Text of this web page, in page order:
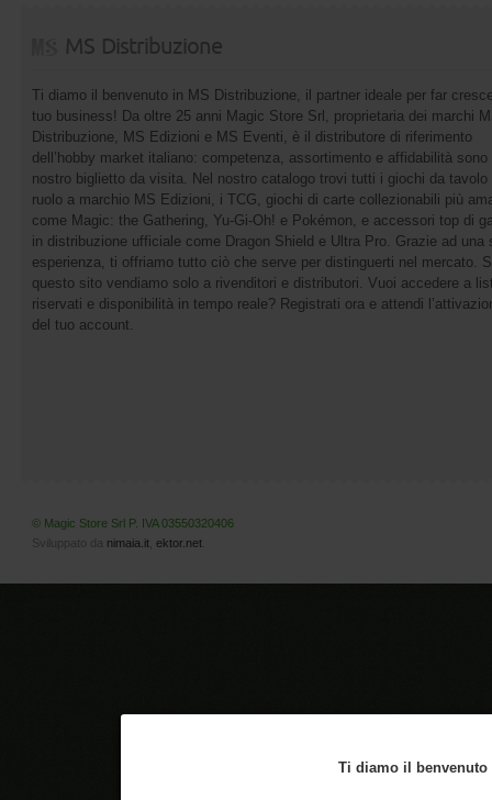
Ti diamo il
MS Distribuzione
Ti diamo il benvenuto in MS Distribuzione, il partner ideale per far
tuo business! Da oltre 25 anni Magic Store Srl, proprietaria dei marchi
Distribuzione, MS Edizioni e MS Eventi, è il distributore di riferimento
dell’hobby market italiano: competenza, assortimento e affidabilità sono
nostro biglietto da visita. Nel nostro catalogo trovi tutti i giochi da tavolo
ruolo a marchio MS Edizioni, i TCG, giochi di carte collezionabili più
come Magic: the Gathering, Yu-Gi-Oh! e Pokémon, e accessori top di
in distribuzione ufficiale come Dragon Shield e Ultra Pro. Grazie ad una
esperienza, ti offriamo tutto ciò che serve per distinguerti nel mercato.
questo sito vendiamo solo a rivenditori e distributori. Vuoi accedere a
riservati e disponibilità in tempo reale? Registrati ora e attendi
del tuo account.
© Magic Store Srl P. IVA 03550320406
Sviluppato da nimaia.it ektor.net